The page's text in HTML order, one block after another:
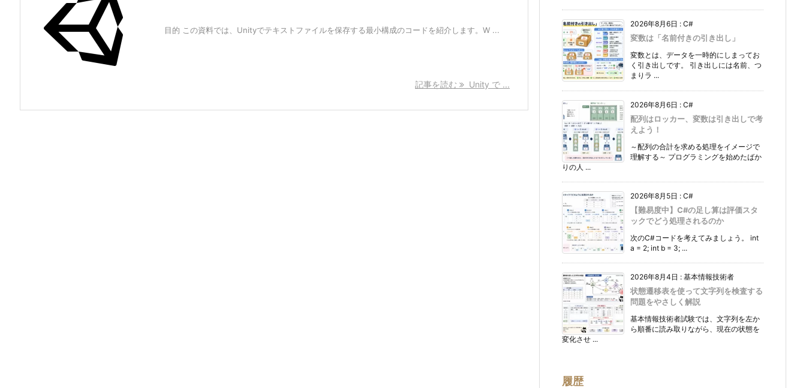
目的 この資料では、Unityでテキストファイルを保存する最小構成のコードを紹介します。W ...
記事を読む Unity で ...
2026年8月6日 : C#
変数は「名前付きの引き出し」
変数とは、データを一時的にしまってお
く引き出しです。 引き出しには名前、つ
まりラ ...
2026年8月6日 : C#
配列はロッカー、変数は引き出しで考
えよう！
～配列の合計を求める処理をイメージで
理解する～ プログラミングを始めたばか
りの人 ...
2026年8月5日 : C#
【難易度中】C#の足し算は評価スタ
ックでどう処理されるのか
次のC#コードを考えてみましょう。 int
a = 2; int b = 3; ...
2026年8月4日 : 基本情報技術者
状態遷移表を使って文字列を検査する
問題をやさしく解説
基本情報技術者試験では、文字列を左か
ら順番に読み取りながら、現在の状態を
変化させ ...
履歴